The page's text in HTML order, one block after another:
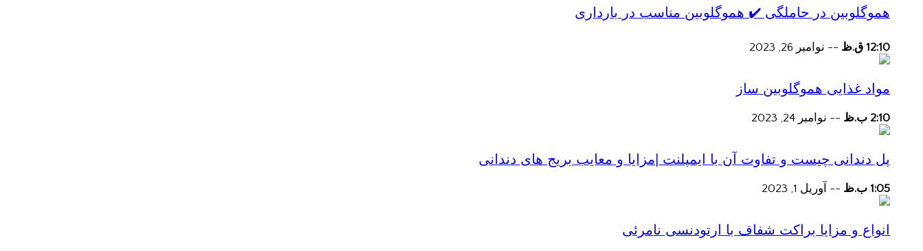
هموگلوبین در حاملگی ✔️ هموگلوبین مناسب در بارداری
12:10 ق.ظ -- نوامبر 26, 2023
مواد غذایی هموگلوبین ساز
2:10 ب.ظ -- نوامبر 24, 2023
پل دندانی چیست و تفاوت آن با ایمپلنت |مزایا و معایب بریج های دندانی
1:05 ب.ظ -- آوریل 1, 2023
انواع و مزایا براکت شفاف با ارتودنسی نامرئی